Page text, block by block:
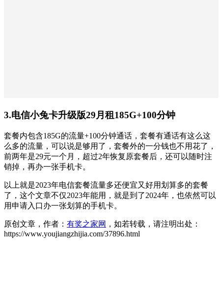
3.电信小兔卡升级版29月租185G+100分钟
套餐内包含185G的流量+100分钟通话，套餐有通话有这么这
么多的流量，可以说是够用了，套餐外的一分钱也不用花了，
前两年是29元一个月，超过2年恢复原套餐后，还可以随时注
销掉，再办一张手机卡。
以上就是2023年电信套餐流量多还便宜又好用划算多的套餐
了，这个文章不仅2023年能用，就是到了2024年，也依然可以
用申请入口办一张划算的手机卡。
原创文章，作者： 有奖之家网 ，如若转载，请注明出处：
https://www.youjiangzhijia.com/37896.html